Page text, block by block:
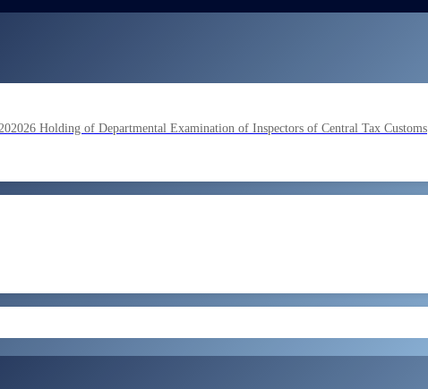
Holding of Departmental Examination of Inspectors of Central Tax Customs